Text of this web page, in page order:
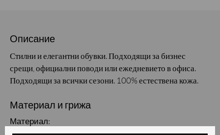
Описание
Стилни и елегантни обувки. Подходящи за бизнес
срещи, официални поводи или ежедневието в офиса.
Подходящи за всички сезони. 100% естествена кожа.
Материал и грижа
Материал: